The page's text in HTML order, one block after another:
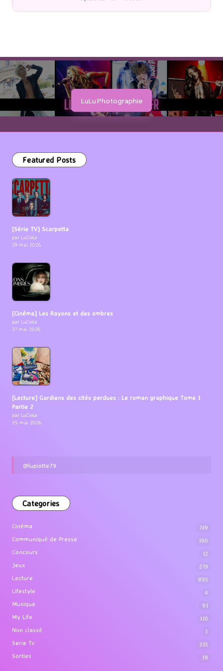
Posted
by
LuLu Photographie
Featured Posts
[Série TV] Scarpetta
par LuCioLe
29 mai 2026
[Cinéma] Les Rayons et des ombres
par LuCioLe
27 mai 2026
[Lecture] Gardiens des cités perdues : Le roman graphique Tome 1
Partie 2
par LuCioLe
25 mai 2026
@lupiotte79
Categories
Cinéma 749
Communiqué de Presse 190
Concours 12
Jeux 279
Lecture 895
Lifestyle 4
Musique 91
My Life 110
Non classé 1
Serie Tv 335
Sorties 38